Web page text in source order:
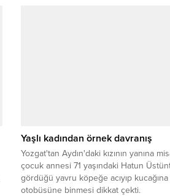
Yaşlı kadından örnek davranış
Yozgat'tan Aydın'daki kızının yanına
çocuk annesi 71 yaşındaki Hatun
gördüğü yavru köpeğe acıyıp
otobüsüne binmesi dikkat çekti.